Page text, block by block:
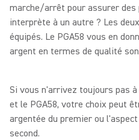
marche/arrêt pour assurer des
interprète à un autre ? Les
équipés. Le PGA58 vous en
argent en termes de qualité
Si vous n'arrivez toujours pas
et le PGA58, votre choix peut
argentée du premier ou
second.